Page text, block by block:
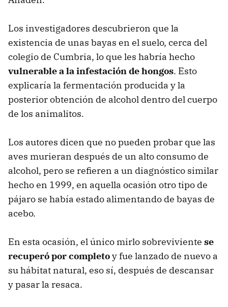
Los investigadores descubrieron que la
existencia de unas bayas en el suelo, cerca del
colegio de Cumbria, lo que les habría hecho
vulnerable a la infestación de hongos. Esto
explicaría la fermentación producida y la
posterior obtención de alcohol dentro del cuerpo
de los animalitos.
Los autores dicen que no pueden probar que las
aves murieran después de un alto consumo de
alcohol, pero se refieren a un diagnóstico similar
hecho en 1999, en aquella ocasión otro tipo de
pájaro se había estado alimentando de bayas de
acebo.
En esta ocasión, el único mirlo sobreviviente se
recuperó por completoy fue lanzado de nuevo a
su hábitat natural, eso sí, después de descansar
y pasar la resaca.